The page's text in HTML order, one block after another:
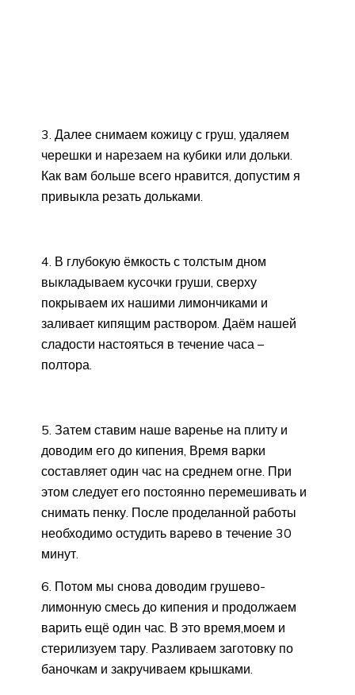
3. Далее снимаем кожицу с груш, удаляем
черешки и нарезаем на кубики или дольки.
Как вам больше всего нравится, допустим я
привыкла резать дольками.
4. В глубокую ёмкость с толстым дном
выкладываем кусочки груши, сверху
покрываем их нашими лимончиками и
заливает кипящим раствором. Даём нашей
сладости настояться в течение часа –
полтора.
5. Затем ставим наше варенье на плиту и
доводим его до кипения, Время варки
составляет один час на среднем огне. При
этом следует его постоянно перемешивать и
снимать пенку. После проделанной работы
необходимо остудить варево в течение 30
минут.
6. Потом мы снова доводим грушево-
лимонную смесь до кипения и продолжаем
варить ещё один час. В это время,моем и
стерилизуем тару. Разливаем заготовку по
баночкам и закручиваем крышками.